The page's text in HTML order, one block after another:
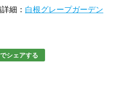
細： 白根グレープガーデン
シェアする